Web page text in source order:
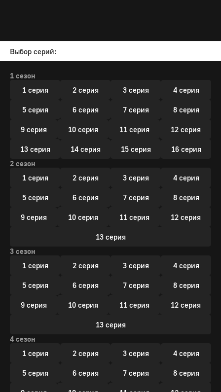
Выбор серий:
1 сезон
1 серия
2 серия 3 серия 4 серия
5 серия 6 серия 7 серия 8 серия
9 серия 10 серия 11 серия 12 серия
13 серия 14 серия 15 серия
16 серия
2 сезон
1 серия
2 серия 3 серия 4 серия
5 серия 6 серия 7 серия 8 серия
9 серия 10 серия 11 серия 12 серия
13 серия
3 сезон
1 серия
2 серия 3 серия 4 серия
5 серия 6 серия 7 серия 8 серия
9 серия 10 серия 11 серия 12 серия
13 серия
4 сезон
1 серия
2 серия 3 серия 4 серия
5 серия 6 серия 7 серия 8 серия